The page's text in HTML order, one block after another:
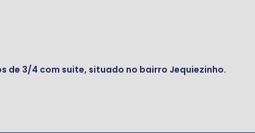
de 3/4 com suite, situado no bairro Jequiezinho.